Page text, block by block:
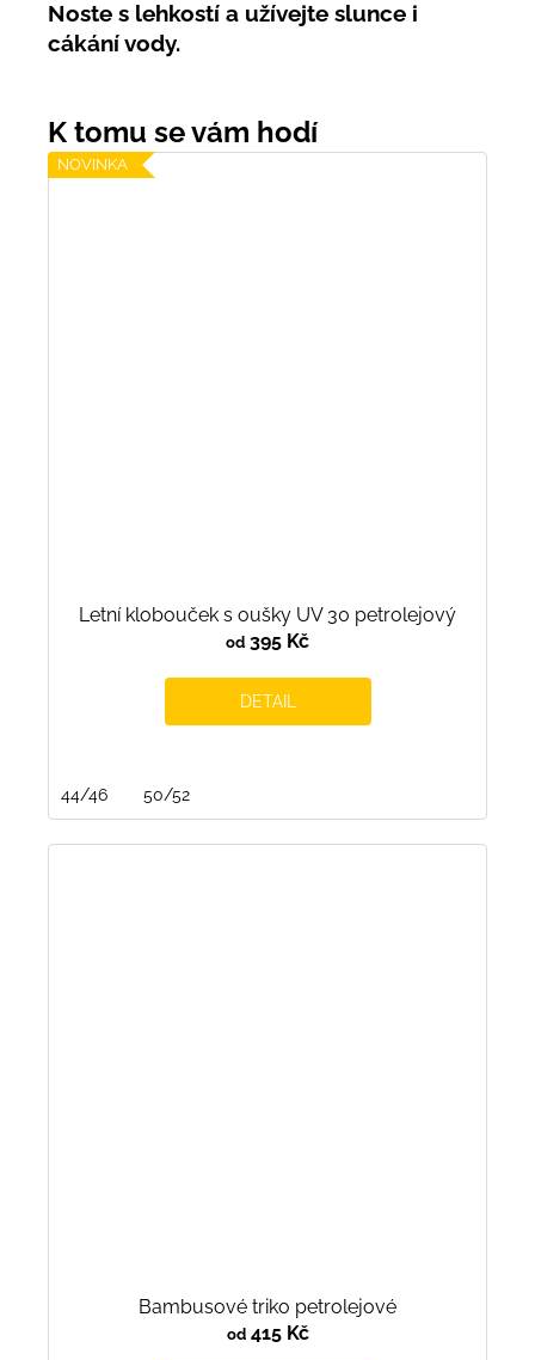
Noste s lehkostí a užívejte slunce i
cákání vody.
NOVINKA
Letní klobouček s oušky UV 30 petrolejový
od 395 Kč
DETAIL
44/46 50/52
Bambusové triko petrolejové
od415 Kč